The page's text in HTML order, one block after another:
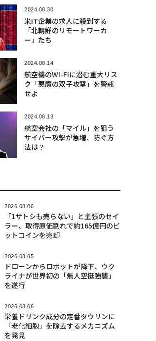
2024.08.30
米IT企業の求人に殺到する
「北朝鮮のリモートワーカ
ー」たち
2024.08.14
航空機のWi-Fiに潜む重大リス
ク「悪魔の双子攻撃」を警戒
せよ
2024.08.13
航空会社の「マイル」を狙う
サイバー攻撃が急増、防ぐ方
法は？
2026.08.06
「1サトシも売らない」と主張のセイ
ラー、取得原価割れで約165億円のビ
ットコインを売却
2026.08.05
ドローンからロボットが降下、ウク
ライナが世界初の「無人空挺強襲」
を遂行
2026.08.06
栄養ドリンク成分の定番タウリンに
「老化細胞」を除去するメカニズム
を発見